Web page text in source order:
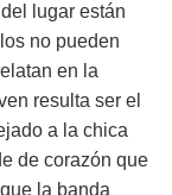
lugar están
no pueden
en la
resulta ser el
a la chica
de corazón que
la banda